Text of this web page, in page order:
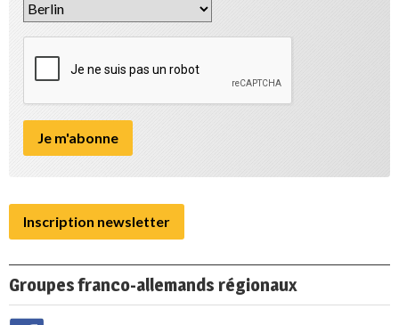
Inscription newsletter
Groupes franco-allemands régionaux